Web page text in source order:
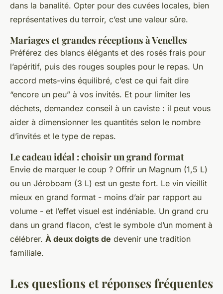
dans la banalité. Opter pour des cuvées locales, bien
représentatives du terroir, c’est une valeur sûre.
Mariages et grandes réceptions à Venelles
Préférez des blancs élégants et des rosés frais pour
l’apéritif, puis des rouges souples pour le repas. Un
accord mets-vins équilibré, c’est ce qui fait dire
“encore un peu” à vos invités. Et pour limiter les
déchets, demandez conseil à un caviste : il peut vous
aider à dimensionner les quantités selon le nombre
d’invités et le type de repas.
Le cadeau idéal : choisir un grand format
Envie de marquer le coup ? Offrir un Magnum (1,5 L)
ou un Jéroboam (3 L) est un geste fort. Le vin vieillit
mieux en grand format - moins d’air par rapport au
volume - et l’effet visuel est indéniable. Un grand cru
dans un grand flacon, c’est le symbole d’un moment à
célébrer. À deux doigts de devenir une tradition
familiale.
Les questions et réponses fréquentes